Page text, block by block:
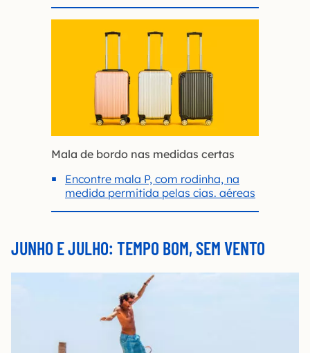
Mala de bordo nas medidas certas
Encontre mala P, com rodinha, na
medida permitida pelas cias. aéreas
JUNHO E JULHO: TEMPO BOM, SEM VENTO